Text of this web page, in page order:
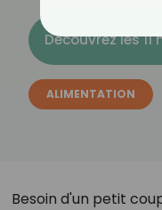
Découvrez les 11
ALIMENTATION
Besoin d'un petit